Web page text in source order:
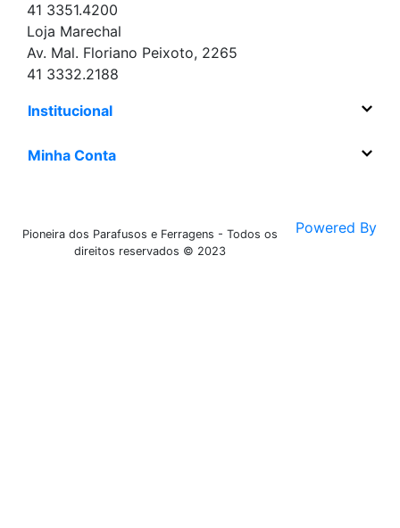
41 3351.4200
Loja Marechal
Av. Mal. Floriano Peixoto, 2265
41 3332.2188
Institucional
Minha Conta
Pioneira dos Parafusos e Ferragens - Todos os
direitos reservados © 2023
Powered By